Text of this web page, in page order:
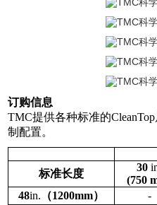
订购信息
TMC提供各种标准的
制配置。
标准长度
30
(750
48in. （1200mm） -